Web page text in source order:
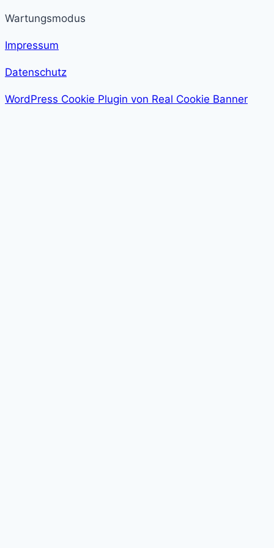
Wartungsmodus
Impressum
Datenschutz
WordPress Cookie Plugin von Real Cookie Banner